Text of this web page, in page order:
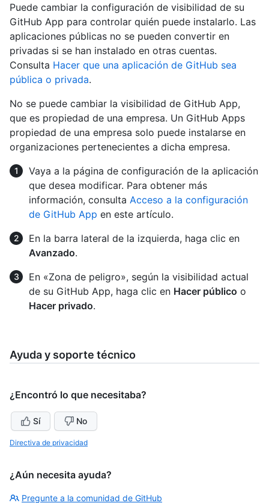
Puede cambiar la configuración de visibilidad de su
GitHub App para controlar quién puede instalarlo. Las
aplicaciones públicas no se pueden convertir en
privadas si se han instalado en otras cuentas.
Consulta Hacer que una aplicación de GitHub sea
pública o privada.
No se puede cambiar la visibilidad de GitHub App,
que es propiedad de una empresa. Un GitHub Apps
propiedad de una empresa solo puede instalarse en
organizaciones pertenecientes a dicha empresa.
Vaya a la página de configuración de la aplicación
que desea modificar. Para obtener más
información, consulta Acceso a la configuración
de GitHub App en este artículo.
En la barra lateral de la izquierda, haga clic en
Avanzado.
En «Zona de peligro», según la visibilidad actual
de su GitHub App, haga clic en Hacer público o
Hacer privado.
Ayuda y soporte técnico
¿Encontró lo que necesitaba?
Sí No
Directiva de privacidad
¿Aún necesita ayuda?
Pregunte a la comunidad de GitHub